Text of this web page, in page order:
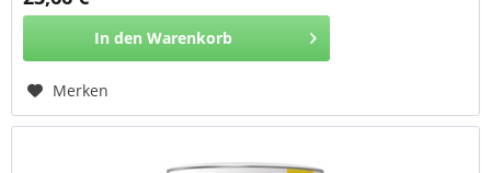
aus....
In den Warenkorb
Merken